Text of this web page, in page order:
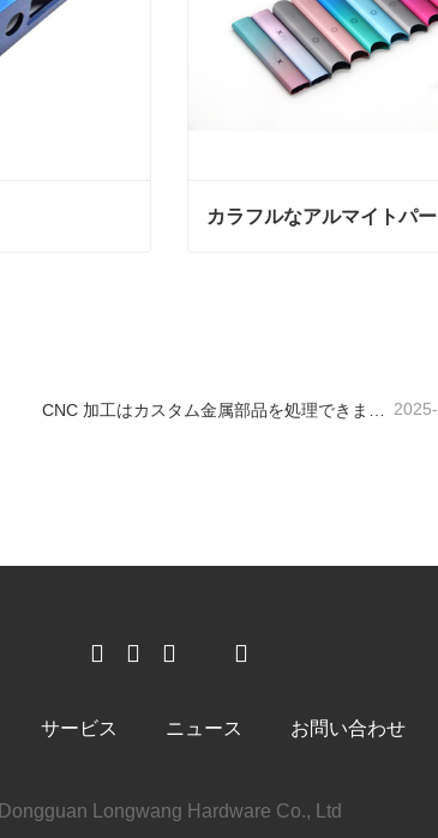
カラフルなアルマイトパ
CNC 加工はカスタム金属部品を処理できますか?
サービス ニュース お問い合わせ
Dongguan Longwang Hardware Co., Ltd